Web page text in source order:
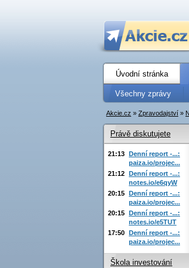
Úvodní stránka
Všechny zprávy
Akcie.cz » Zpravodajství »
Právě diskutujete
21:13 Denní report -...:
paiza.io/projec...
21:12 Denní report -...:
notes.io/e6qyW
20:15 Denní report -...:
paiza.io/projec...
20:15 Denní report -...:
notes.io/e5TUT
17:50 Denní report -...:
paiza.io/projec...
Škola investování